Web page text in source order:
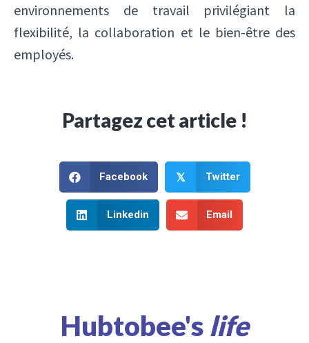
environnements de travail privilégiant la
flexibilité, la collaboration et le bien-être des
employés.
Partagez cet article !
Facebook 𝕏 Twitter
Linkedin Email
Hubtobee's life